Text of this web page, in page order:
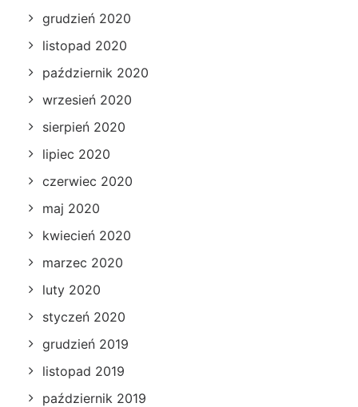
grudzień 2020
listopad 2020
październik 2020
wrzesień 2020
sierpień 2020
lipiec 2020
czerwiec 2020
maj 2020
kwiecień 2020
marzec 2020
luty 2020
styczeń 2020
grudzień 2019
listopad 2019
październik 2019